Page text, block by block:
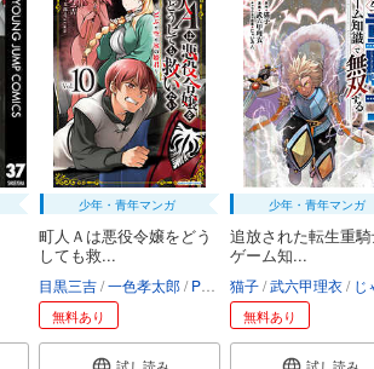
試し読み
すじを表示する
をやめて馬主やります！ ― アキコノユメヲ ― 79
税込)
カート
試し読み
すじを表示する
やめて馬主やります！ ― アキコノユメヲ ― 80
カート
少年・青年マンガ
町人Ａは悪役令嬢をどう
しても救...
目黒三吉 一色孝太郎 Parum
無料あり
少年・青年マンガ
追放された転生重
ゲーム知...
猫子 武六甲理衣 じゃ
無料あり